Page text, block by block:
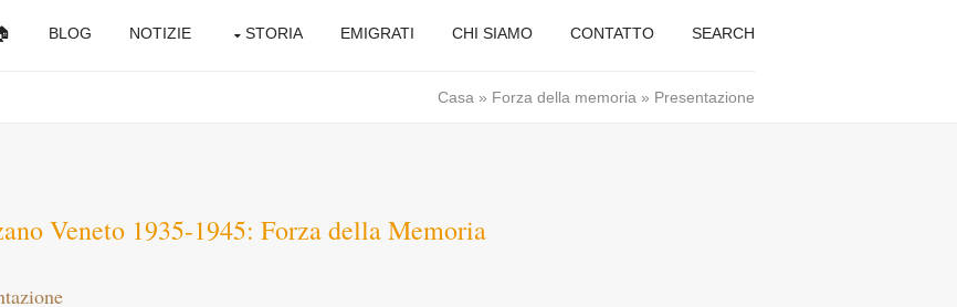
BLOG NOTIZIE STORIA EMIGRATI CHI SIAMO CONTATTO SEARCH
Casa » Forza della memoria » Presentazione
Veneto 1935-1945: Forza della Memoria